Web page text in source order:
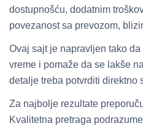
dostupnošću, dodatnim
povezanost sa prevozom,
Ovaj sajt je napravljen tako
vreme i pomaže da se lakše
detalje treba potvrditi direktno
Za najbolje rezultate
Kvalitetna pretraga